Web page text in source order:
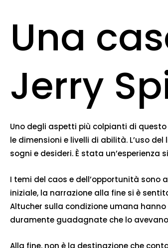
Una
Jerry
Uno degli aspetti più colpianti di
le dimensioni e livelli di abilità. L’uso
sogni e desideri. È stata un’esperienza
I temi del caos e dell’opportunità sono
iniziale, la narrazione alla fine si è
Altucher sulla condizione umana
duramente guadagnate che lo
Alla fine, non è la destinazione che